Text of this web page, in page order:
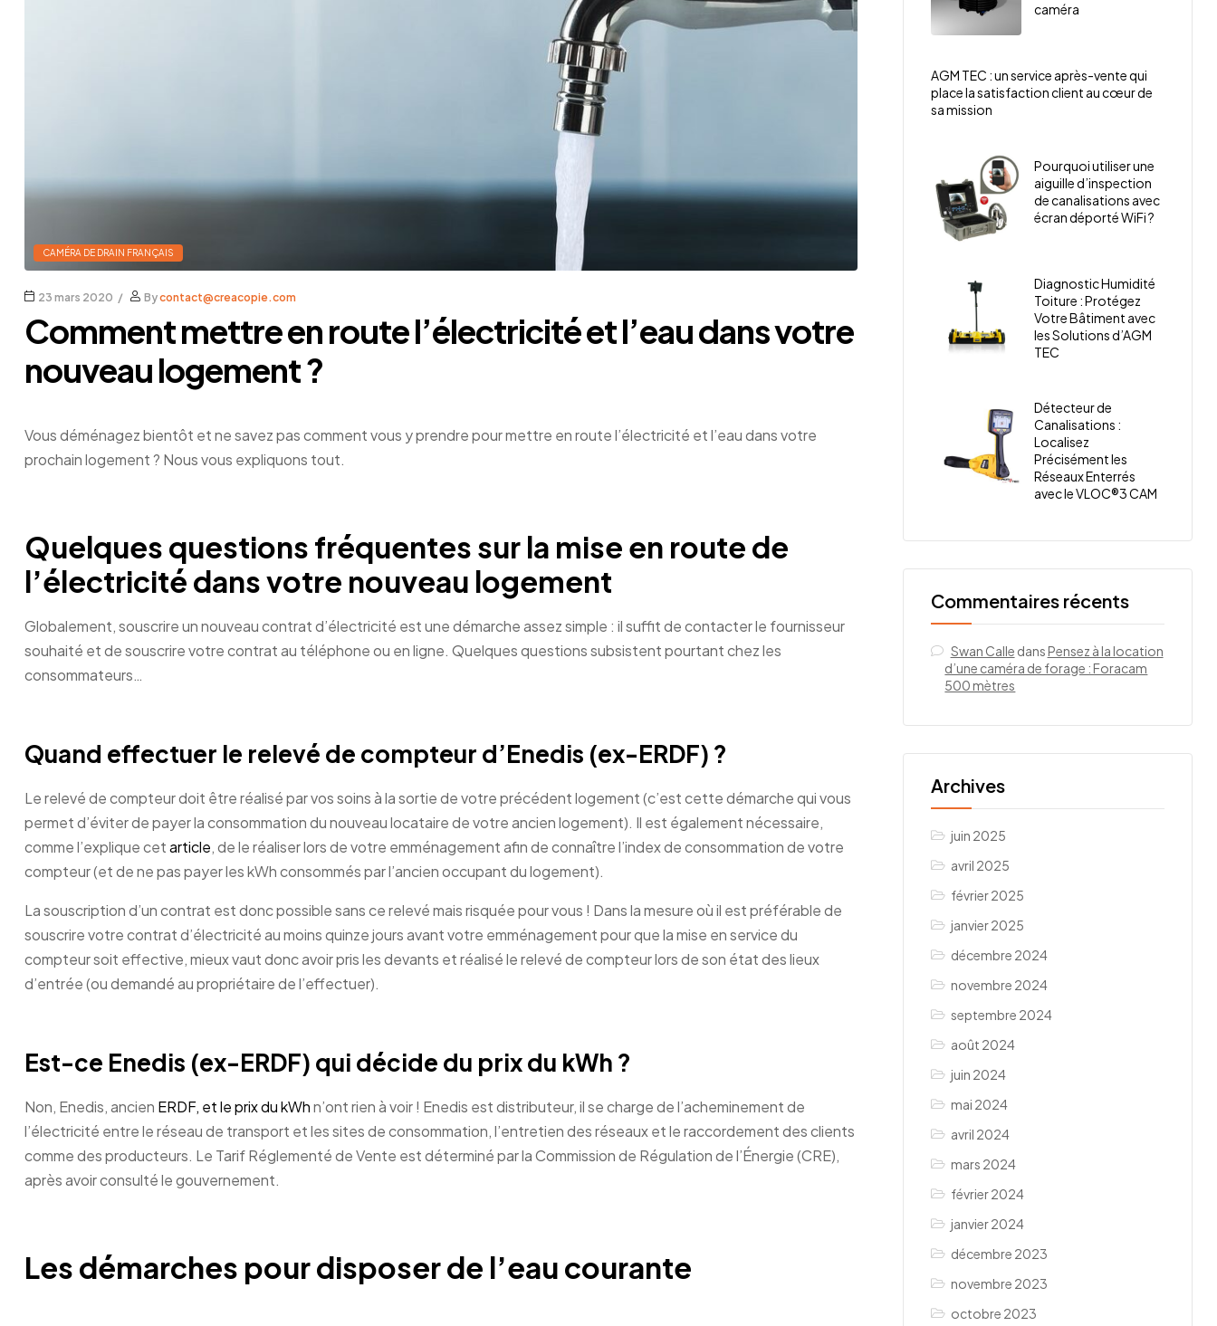
CAMÉRA DE DRAIN FRANÇAIS
23 mars 2020 Bycontact@creacopie.com
Comment mettre en route l’électricité et l’eau dans votre
nouveau logement ?
Vous déménagez bientôt et ne savez pas comment vous y prendre pour mettre en route l’électricité et l’eau dans votre
prochain logement ? Nous vous expliquons tout.
Quelques questions fréquentes sur la mise en route de
l’électricité dans votre nouveau logement
Globalement, souscrire un nouveau contrat d’électricité est une démarche assez simple : il suffit de contacter le fournisseur
souhaité et de souscrire votre contrat au téléphone ou en ligne. Quelques questions subsistent pourtant chez les
consommateurs…
Quand effectuer le relevé de compteur d’Enedis (ex-ERDF) ?
Le relevé de compteur doit être réalisé par vos soins à la sortie de votre précédent logement (c’est cette démarche qui vous
permet d’éviter de payer la consommation du nouveau locataire de votre ancien logement). Il est également nécessaire,
comme l’explique cetarticle, de le réaliser lors de votre emménagement afin de connaître l’index de consommation de votre
compteur (et de ne pas payer les kWh consommés par l’ancien occupant du logement).
La souscription d’un contrat est donc possible sans ce relevé mais risquée pour vous ! Dans la mesure où il est préférable de
souscrire votre contrat d’électricité au moins quinze jours avant votre emménagement pour que la mise en service du
compteur soit effective, mieux vaut donc avoir pris les devants et réalisé le relevé de compteur lors de son état des lieux
d’entrée (ou demandé au propriétaire de l’effectuer).
Est-ce Enedis (ex-ERDF) qui décide du prix du kWh ?
Non, Enedis, ancien ERDF, et le prix du kWhn’ont rien à voir ! Enedis est distributeur, il se charge de l’acheminement de
l’électricité entre le réseau de transport et les sites de consommation, l’entretien des réseaux et le raccordement des clients
comme des producteurs. Le Tarif Réglementé de Vente est déterminé par la Commission de Régulation de l’Énergie (CRE),
après avoir consulté le gouvernement.
Les démarches pour disposer de l’eau courante
caméra
AGM TEC : un service après-vente qui
place la satisfaction client au cœur de
sa mission
Pourquoi utiliser une
aiguille d’inspection
de canalisations avec
écran déporté WiFi ?
Diagnostic Humidité
Toiture : Protégez
Votre Bâtiment avec
les Solutions d’AGM
TEC
Détecteur de
Canalisations :
Localisez
Précisément les
Réseaux Enterrés
avec le VLOC®3 CAM
Commentaires récents
Swan Calle dansPensez à la location
d’une caméra de forage : Foracam
500 mètres
Archives
juin 2025
avril 2025
février 2025
janvier 2025
décembre 2024
novembre 2024
septembre 2024
août 2024
juin 2024
mai 2024
avril 2024
mars 2024
février 2024
janvier 2024
décembre 2023
novembre 2023
octobre 2023